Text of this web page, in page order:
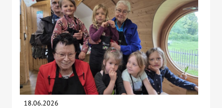
18.06.2026